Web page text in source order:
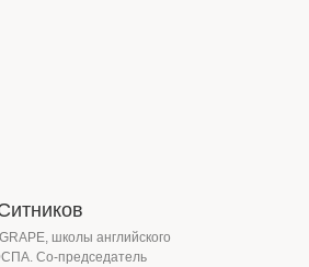
школы английского
Со-председатель